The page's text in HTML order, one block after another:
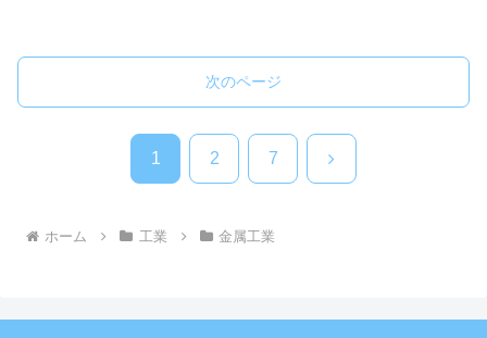
次のページ
1 2 7 次
ホーム 工業 金属工業